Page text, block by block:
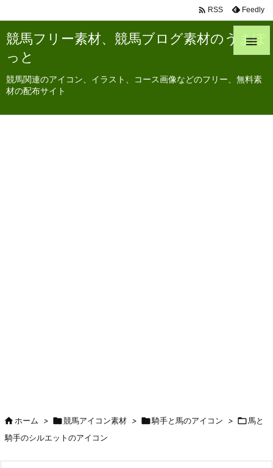
競馬フリー素材、競馬ブログ素材のうまぽ
っと
競馬関連のアイコン、イラスト、コース画像などのフリー、無料素
材の配布サイト

 RSS Feedly
ホーム > 競馬アイコン素材 > 騎手と馬のアイコン > 馬と
騎手のシルエットのアイコン